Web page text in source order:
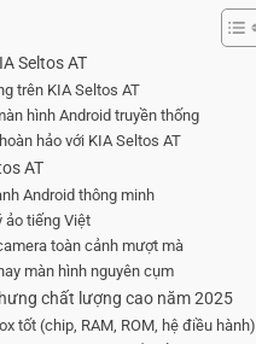
Seltos AT
trên KIA Seltos AT
hình Android truyền thống
hảo với KIA Seltos AT
AT
Android thông minh
ảo tiếng Việt
toàn cảnh mượt mà
màn hình nguyên cụm
chất lượng cao năm 2025
tốt (chip, RAM, ROM, hệ điều hành)